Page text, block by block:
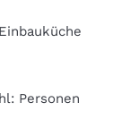
Personen